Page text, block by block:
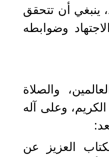
ينبغي أن تتحقق
وضوابطه
والصلاة
وعلى آله
العزيز عن